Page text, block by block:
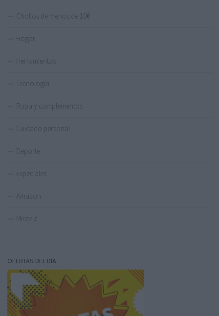
Chollos de menos de 10€
Hogar
Herramientas
Tecnología
Ropa y complementos
Cuidado personal
Deporte
Especiales
Amazon
Miravia
OFERTAS DEL DÍA